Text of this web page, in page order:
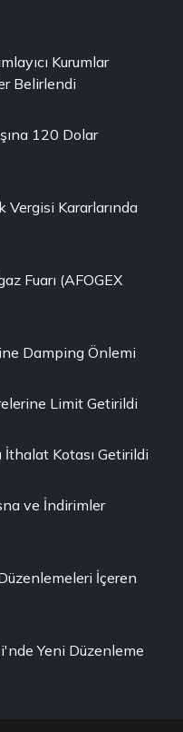
Kurumlar
Belirlendi
120 Dolar
Vergisi Kararlarında
Fuarı (AFOGEX
Damping Önlemi
Limit Getirildi
Kotası Getirildi
ve İndirimler
İçeren
Yeni Düzenleme